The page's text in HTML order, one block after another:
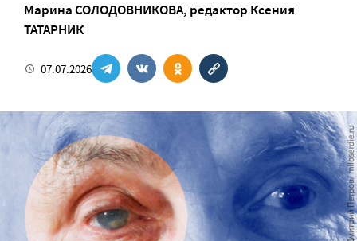
Марина СОЛОДОВНИКОВА, редактор Ксения
ТАТАРНИК
07.07.2026